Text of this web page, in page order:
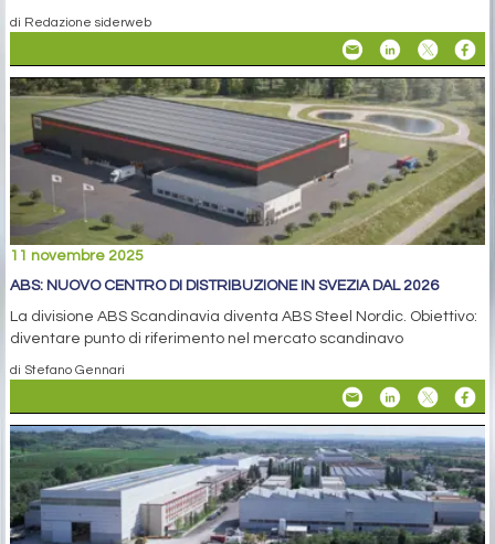
di Redazione siderweb
11 novembre 2025
ABS: NUOVO CENTRO DI DISTRIBUZIONE IN SVEZIA DAL 2026
La divisione ABS Scandinavia diventa ABS Steel Nordic. Obiettivo:
diventare punto di riferimento nel mercato scandinavo
di Stefano Gennari